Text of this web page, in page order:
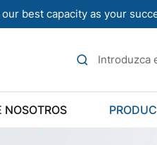
best capacity as your
NOSOTROS